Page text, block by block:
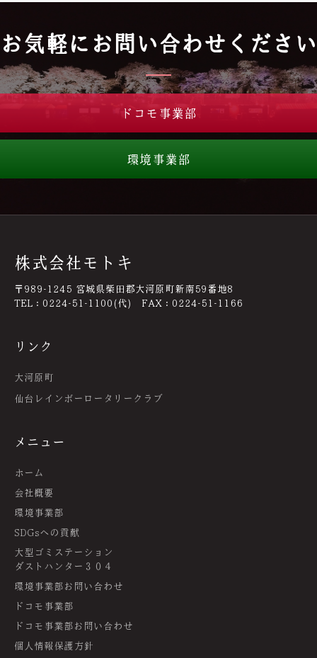
お気軽にお問い合わせください
ドコモ事業部
環境事業部
株式会社モトキ
〒989-1245 宮城県柴田郡大河原町新南59番地8
TEL：0224-51-1100(代) FAX：0224-51-1166
リンク
大河原町
仙台レインボーロータリークラブ
メニュー
ホーム
会社概要
環境事業部
SDGsへの貢献
大型ゴミステーション
ダストハンター３０４
環境事業部お問い合わせ
ドコモ事業部
ドコモ事業部お問い合わせ
個人情報保護方針